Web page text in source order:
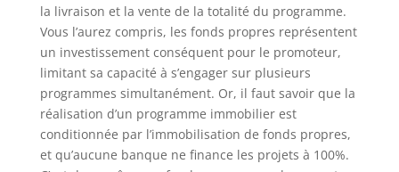
la livraison et la vente de la totalité du programme.
Vous l’aurez compris, les fonds propres représentent
un investissement conséquent pour le promoteur,
limitant sa capacité à s’engager sur plusieurs
programmes simultanément. Or, il faut savoir que la
réalisation d’un programme immobilier est
conditionnée par l’immobilisation de fonds propres,
et qu’aucune banque ne finance les projets à 100%.